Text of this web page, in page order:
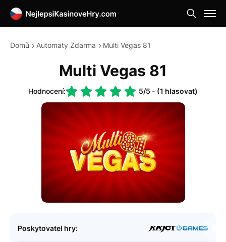
Domů Automaty Zdarma Multi Vegas 81
Multi Vegas 81
Hodnocení: 5/5 - (1 hlasovat)
Poskytovatel hry: